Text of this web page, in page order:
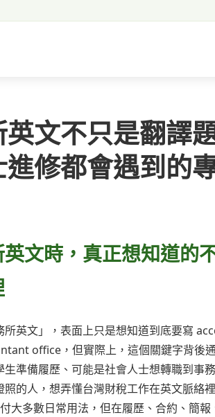
文不只是翻譯
修都會遇到的
文時，真正想知道的
所英文」，表面上只是想知道到底要寫
office，但實際上，這個關鍵字背後
準備履歷、可能是社會人士想轉職到事
的人，想弄懂台灣財稅工作在英文脈絡
多數日常用法，但在履歷、合約、簡